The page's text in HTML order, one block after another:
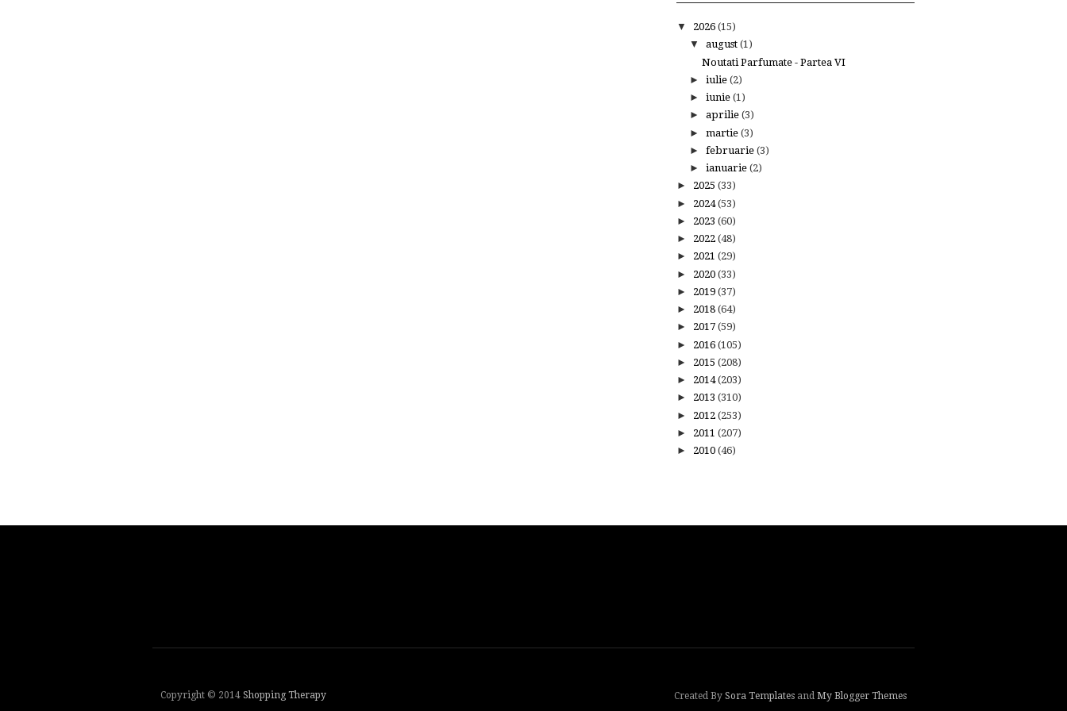
▼ 2026 (15)
▼ august (1)
Noutati Parfumate - Partea VI
► iulie (2)
► iunie (1)
► aprilie (3)
► martie (3)
► februarie (3)
► ianuarie (2)
► 2025 (33)
► 2024(53)
► 2023 (60)
► 2022 (48)
► 2021 (29)
► 2020 (33)
► 2019 (37)
► 2018 (64)
► 2017 (59)
► 2016 (105)
► 2015 (208)
► 2014(203)
► 2013 (310)
► 2012 (253)
► 2011 (207)
► 2010 (46)
Copyright © 2014 Shopping Therapy Created By Sora Templates and My Blogger Themes